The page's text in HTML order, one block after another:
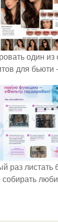
один
для бьюти
раз листать